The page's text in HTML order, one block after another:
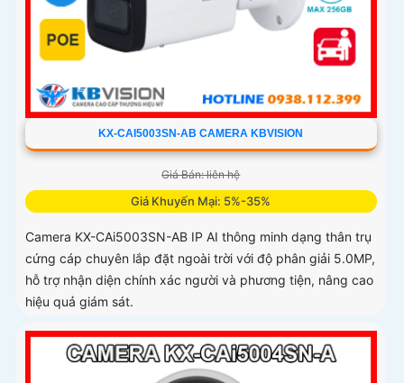
KX-CAI5003SN-AB CAMERA KBVISION
Giá Bán: liên hệ
Giá Khuyến Mại: 5%-35%
Camera KX-CAi5003SN-AB IP AI thông minh dạng thân trụ
cứng cáp chuyên lắp đặt ngoài trời với độ phân giải 5.0MP,
hỗ trợ nhận diện chính xác người và phương tiện, nâng cao
hiệu quả giám sát.